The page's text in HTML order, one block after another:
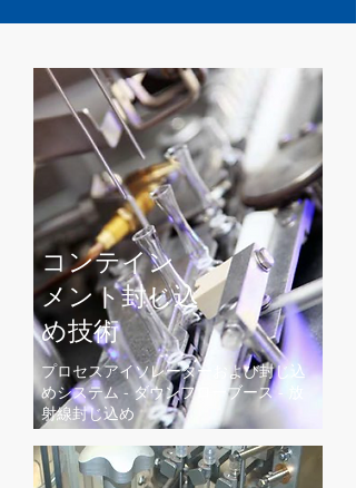
コンテイン
メント封じ込
め​技術
プロセスアイソレーターおよび封じ込
めシステム - ダウンフローブース - 放
射線封じ込め